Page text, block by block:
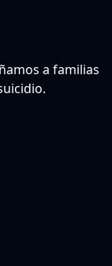
a familias